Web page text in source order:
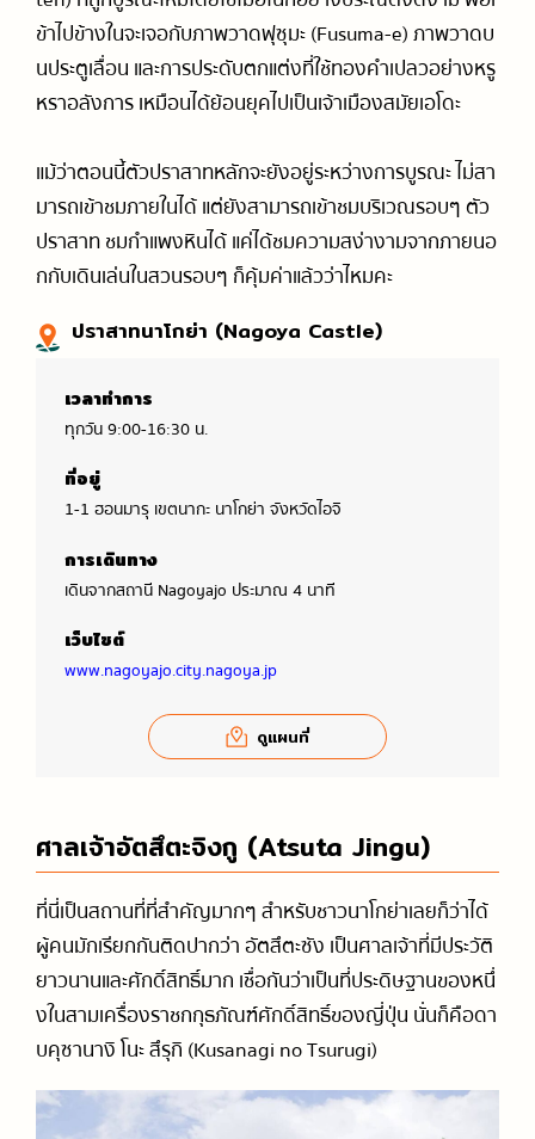
ข้าไปข้างในจะเจอกับภาพวาดฟุซุมะ (Fusuma-e) ภาพวาดบ
นประตูเลื่อน และการประดับตกแต่งที่ใช้ทองคำเปลวอย่างหรู
หราอลังการ เหมือนได้ย้อนยุคไปเป็นเจ้าเมืองสมัยเอโดะ
แม้ว่าตอนนี้ตัวปราสาทหลักจะยังอยู่ระหว่างการบูรณะ ไม่สา
มารถเข้าชมภายในได้ แต่ยังสามารถเข้าชมบริเวณรอบๆ ตัว
ปราสาท ชมกำแพงหินได้ แค่ได้ชมความสง่างามจากภายนอ
กกับเดินเล่นในสวนรอบๆ ก็คุ้มค่าแล้วว่าไหมคะ
ปราสาทนาโกย่า (Nagoya Castle)
เวลาทำการ
ทุกวัน 9:00-16:30 น.
ที่อยู่
1-1 ฮอนมารุ เขตนากะ นาโกย่า จังหวัดไอจิ
การเดินทาง
เดินจากสถานี Nagoyajo ประมาณ 4 นาที
เว็บไซต์
www.nagoyajo.city.nagoya.jp
ดูแผนที่
ศาลเจ้าอัตสึตะจิงกู (Atsuta Jingu)
ที่นี่เป็นสถานที่ที่สำคัญมากๆ สำหรับชาวนาโกย่าเลยก็ว่าได้
ผู้คนมักเรียกกันติดปากว่า อัตสึตะซัง เป็นศาลเจ้าที่มีประวัติ
ยาวนานและศักดิ์สิทธิ์มาก เชื่อกันว่าเป็นที่ประดิษฐานของหนึ่
งในสามเครื่องราชกกุธภัณฑ์ศักดิ์สิทธิ์ของญี่ปุ่น นั่นก็คือดา
บคุซานางิ โนะ สึรุกิ (Kusanagi no Tsurugi)